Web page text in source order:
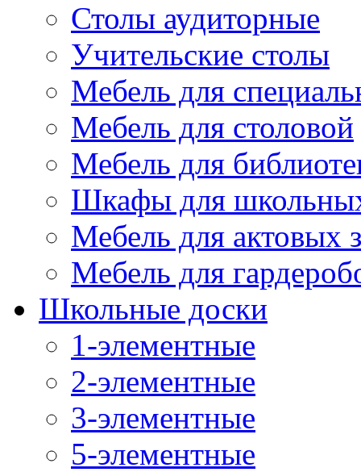
Столы аудиторные
Учительские столы
Мебель для
Мебель для столовой
Мебель для
Шкафы для
Мебель для актовых
Мебель для
Школьные доски
1-элементные
2-элементные
3-элементные
5-элементные